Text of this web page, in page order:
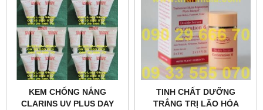
KEM CHỐNG NẮNG
CLARINS UV PLUS DAY
TINH CHẤT DƯỠNG
TRẮNG TRỊ LÃO HÓA